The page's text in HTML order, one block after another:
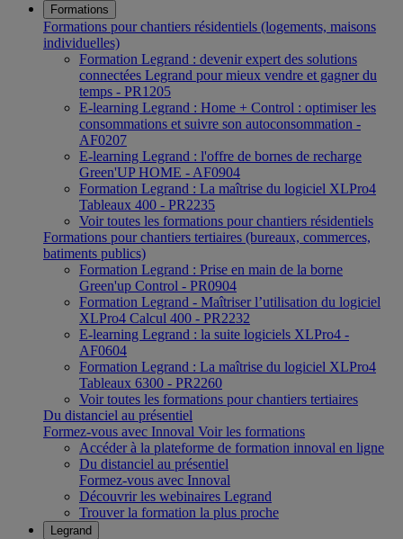
Formations
Formations pour chantiers résidentiels (logements, maisons
individuelles)
Formation Legrand : devenir expert des solutions
connectées Legrand pour mieux vendre et gagner du
temps - PR1205
E-learning Legrand : Home + Control : optimiser les
consommations et suivre son autoconsommation -
AF0207
E-learning Legrand : l'offre de bornes de recharge
Green'UP HOME - AF0904
Formation Legrand : La maîtrise du logiciel XLPro4
Tableaux 400 - PR2235
Voir toutes les formations pour chantiers résidentiels
Formations pour chantiers tertiaires (bureaux, commerces,
batiments publics)
Formation Legrand : Prise en main de la borne
Green'up Control - PR0904
Formation Legrand - Maîtriser l’utilisation du logiciel
XLPro4 Calcul 400 - PR2232
E-learning Legrand : la suite logiciels XLPro4 -
AF0604
Formation Legrand : La maîtrise du logiciel XLPro4
Tableaux 6300 - PR2260
Voir toutes les formations pour chantiers tertiaires
Du distanciel au présentiel
Formez-vous avec Innoval Voir les formations
Accéder à la plateforme de formation innoval en ligne
Du distanciel au présentiel
Formez-vous avec Innoval
Découvrir les webinaires Legrand
Trouver la formation la plus proche
Legrand